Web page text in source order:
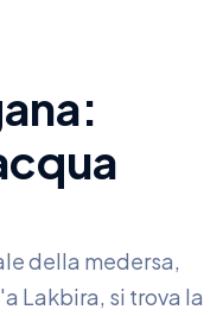
della medersa,
Lakbira, si trova la